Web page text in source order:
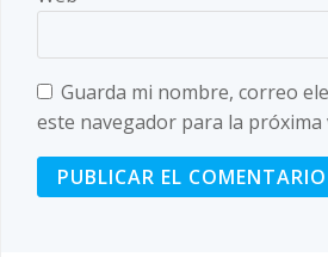
Guarda mi nombre, correo
este navegador para la próxima